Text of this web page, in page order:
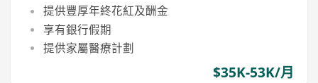
提供豐厚年終花紅及酬金
享有銀行假期
提供家屬醫療計劃
$35K-53K/月